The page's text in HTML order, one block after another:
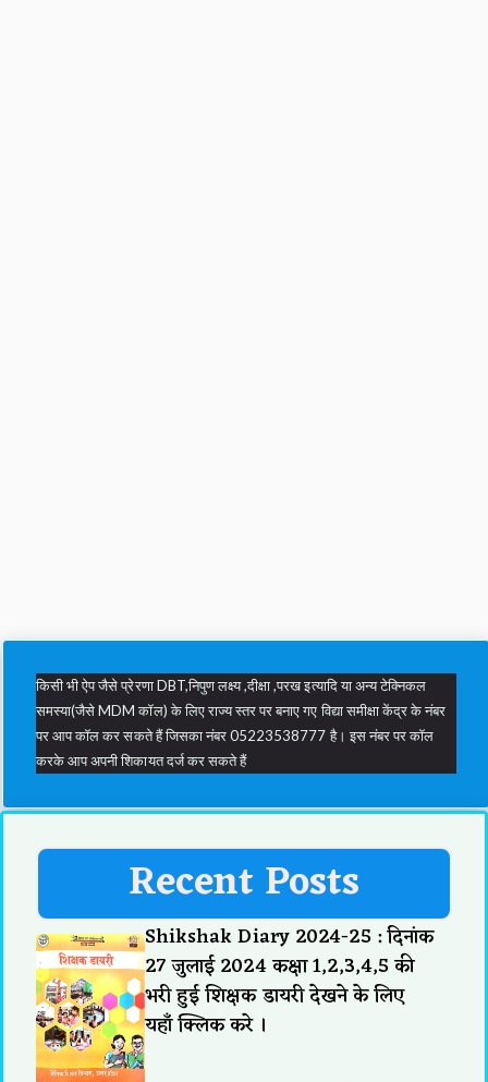
किसी भी ऐप जैसे प्रेरणा DBT,निपुण लक्ष्य ,दीक्षा ,परख इत्यादि या अन्य टेक्निकल
समस्या(जैसे MDM कॉल) के लिए राज्य स्तर पर बनाए गए विद्या समीक्षा केंद्र के नंबर
पर आप कॉल कर सकते हैं जिसका नंबर 05223538777 है। इस नंबर पर कॉल
करके आप अपनी शिकायत दर्ज कर सकते हैं
Recent Posts
Shikshak Diary 2024-25 : दिनांक
27 जुलाई 2024 कक्षा 1,2,3,4,5 की
भरी हुई शिक्षक डायरी देखने के लिए
यहाँ क्लिक करे ।